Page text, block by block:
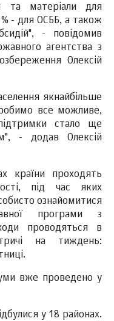
та матеріали для
% - для ОСББ, а також
- повідомив
агентства з
Олексій
якнайбільше
все можливе,
стало ще
- додав Олексій
країни проходять
під час яких
ознайомитися
програми з
проводяться в
на тиждень:
вже проведено у
у 18 районах.